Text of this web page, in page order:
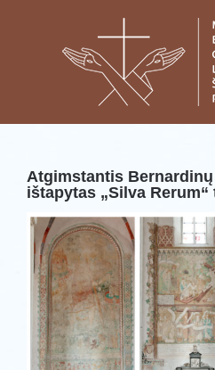
Atgimstantis
ištapytas „Silva Rerum“